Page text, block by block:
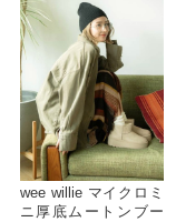
wee willie マイクロミ
ニ厚底ムートンブー